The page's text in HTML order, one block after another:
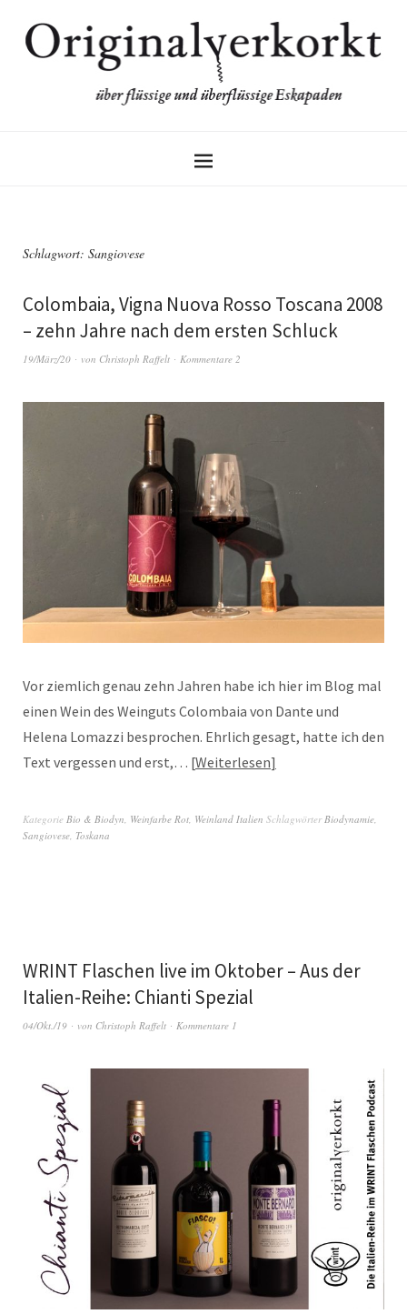
Schlagwort: Sangiovese
Colombaia, Vigna Nuova Rosso Toscana 2008
– zehn Jahre nach dem ersten Schluck
19/März/20 von Christoph Raffelt Kommentare 2
Vor ziemlich genau zehn Jahren habe ich hier im Blog mal
einen Wein des Weinguts Colombaia von Dante und
Helena Lomazzi besprochen. Ehrlich gesagt, hatte ich den
Text vergessen und erst,… Weiterlesen
Kategorie Bio & Biodyn Weinfarbe Rot Weinland Italien Schlagwörter Biodynamie
Sangiovese Toskana
WRINT Flaschen live im Oktober – Aus der
Italien-Reihe: Chianti Spezial
04/Okt./19 von Christoph Raffelt Kommentare 1